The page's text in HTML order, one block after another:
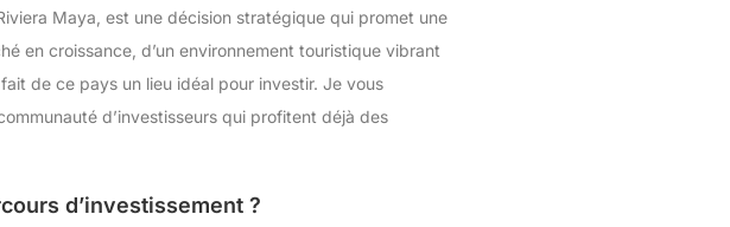
Maya, est une décision stratégique qui promet une
en croissance, d’un environnement touristique vibrant
de ce pays un lieu idéal pour investir. Je vous
d’investisseurs qui profitent déjà des
d’investissement ?